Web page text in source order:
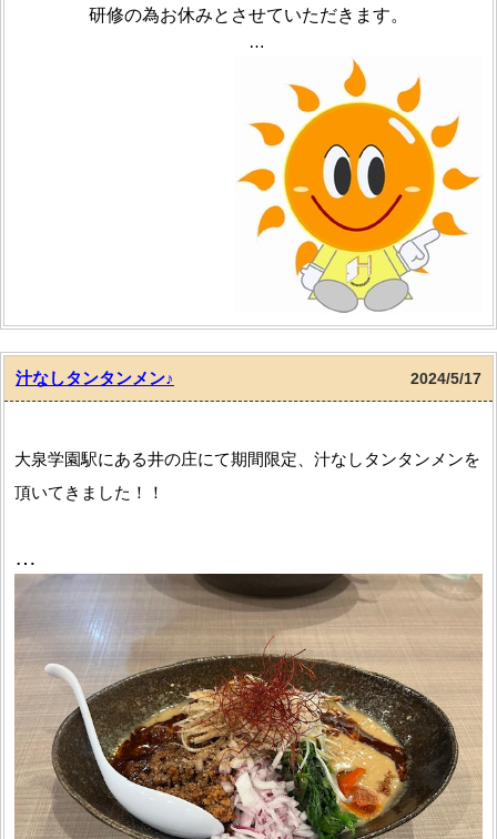
研修の為お休みとさせていただきます。
6月1日(土)は通常通り朝10時から営業いたします。
皆様のご来店、お待ちしております。
ハウステーション中村橋店
汁なしタンタンメン♪ 2024/5/17
大泉学園駅にある井の庄にて期間限定、汁なしタンタンメンを
頂いてきました！！
なんだか美しいラーメンでした
辛さ、しびれを選べるのですがとりあえず普通で注文。
通常の辛辛と同じくらいの辛さに痺れも加わったような味わい
でしたｵｲｼｰ